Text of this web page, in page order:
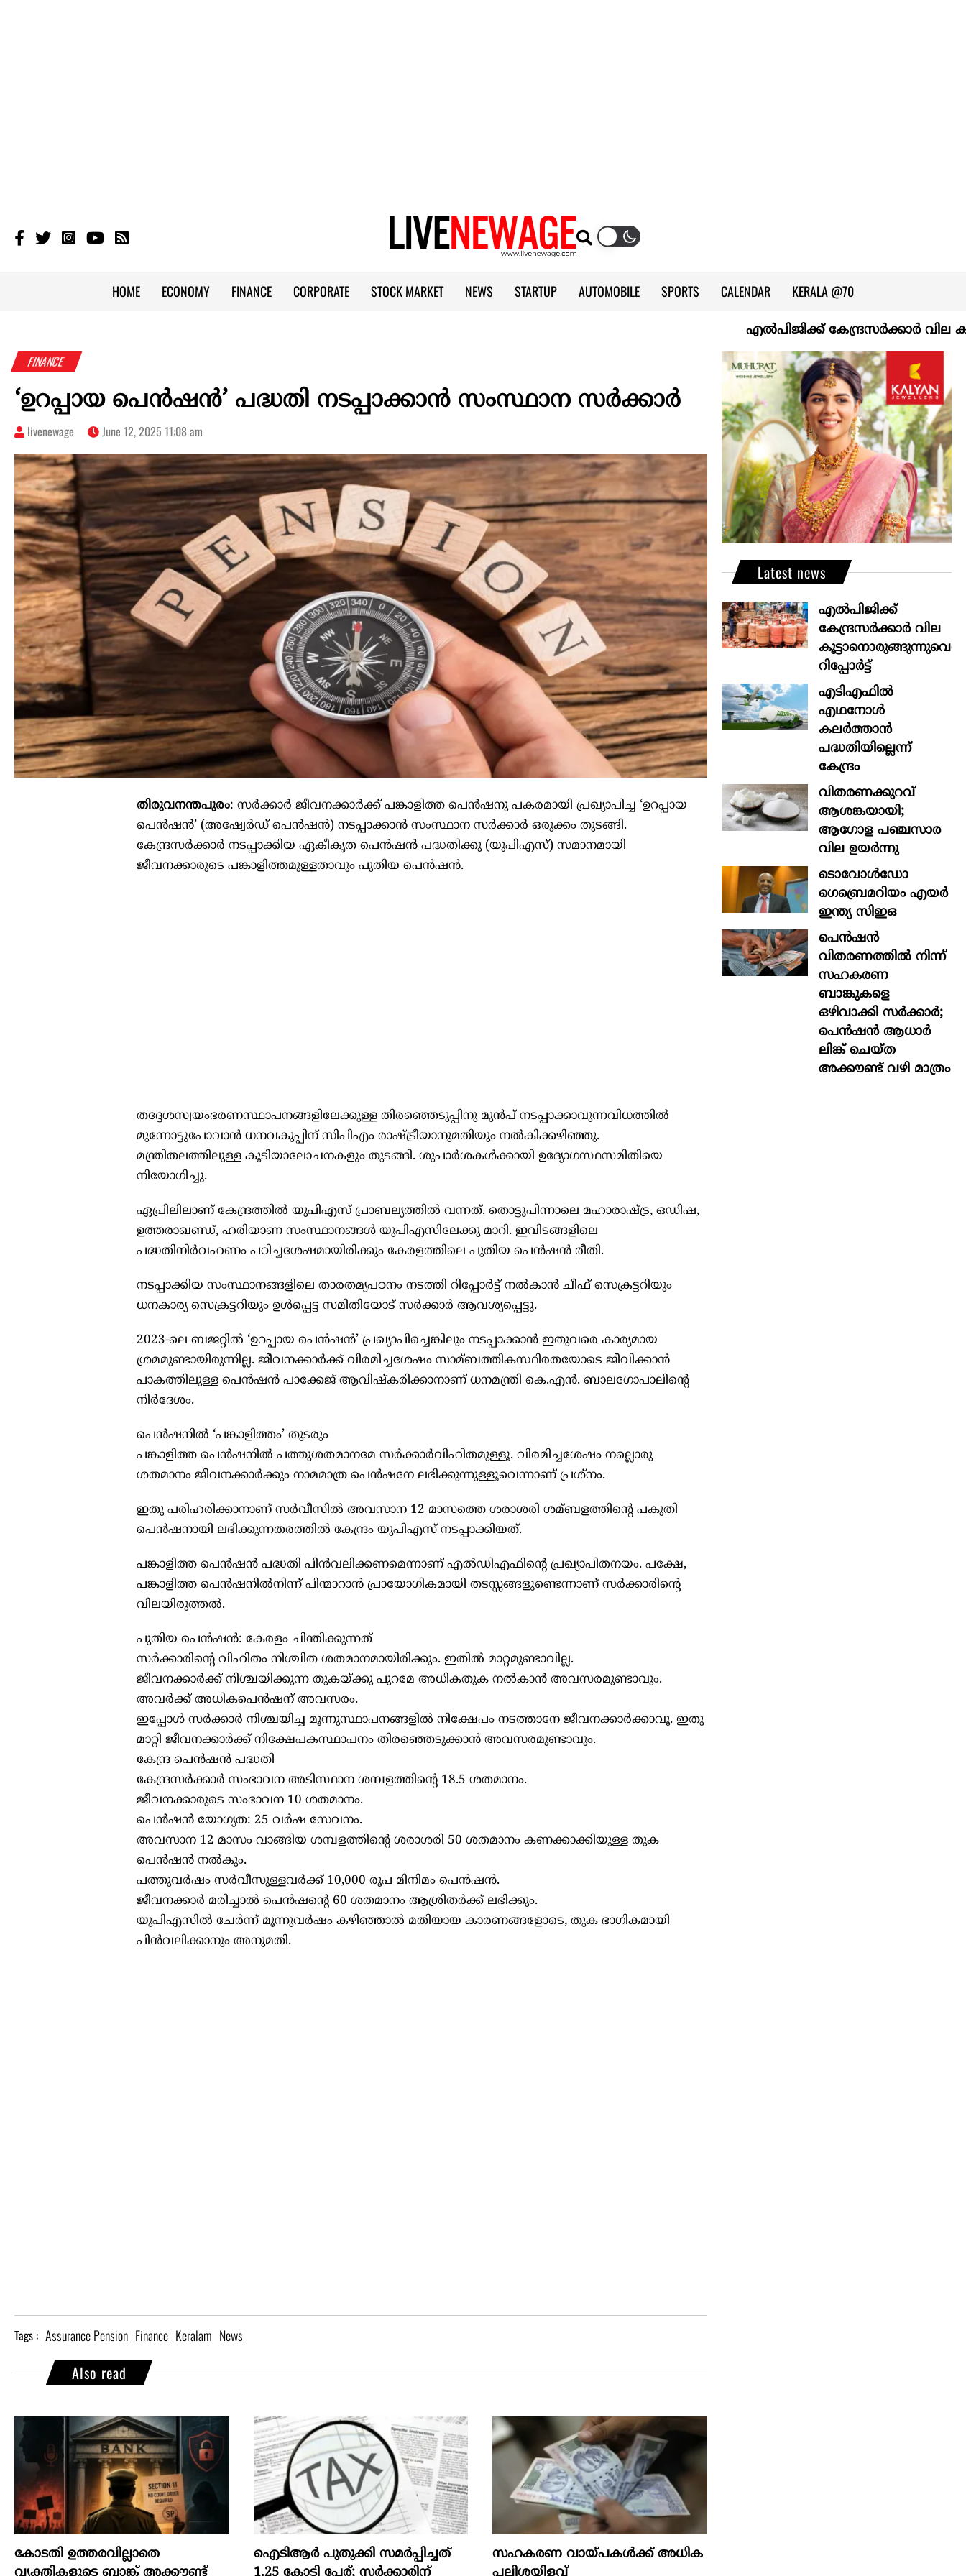
HOME ECONOMY FINANCE CORPORATE STOCK MARKET NEWS STARTUP AUTOMOBILE SPORTS CALENDAR KERALA @70
എല്‍പിജിക്ക് കേന്ദ്രസർക്കാർ വില
FINANCE
‘ഉറപ്പായ പെൻഷൻ’ പദ്ധതി നടപ്പാക്കാൻ സംസ്ഥാന സർക്കാർ
livenewage June 12, 2025 11:08 am
തിരുവനന്തപുരം: സർക്കാർ ജീവനക്കാർക്ക് പങ്കാളിത്ത പെൻഷനു പകരമായി പ്രഖ്യാപിച്ച ‘ഉറപ്പായ
പെൻഷൻ’ (അഷ്വേർഡ് പെൻഷൻ) നടപ്പാക്കാൻ സംസ്ഥാന സർക്കാർ ഒരുക്കം തുടങ്ങി.
കേന്ദ്രസർക്കാർ നടപ്പാക്കിയ ഏകീകൃത പെൻഷൻ പദ്ധതിക്കു (യുപിഎസ്) സമാനമായി
ജീവനക്കാരുടെ പങ്കാളിത്തമുള്ളതാവും പുതിയ പെൻഷൻ.
തദ്ദേശസ്വയംഭരണസ്ഥാപനങ്ങളിലേക്കുള്ള തിരഞ്ഞെടുപ്പിനു മുൻപ് നടപ്പാക്കാവുന്നവിധത്തില്‍
മുന്നോട്ടുപോവാൻ ധനവകുപ്പിന് സിപിഎം രാഷ്ട്രീയാനുമതിയും നല്‍കിക്കഴിഞ്ഞു.
മന്ത്രിതലത്തിലുള്ള കൂടിയാലോചനകളും തുടങ്ങി. ശുപാർശകള്‍ക്കായി ഉദ്യോഗസ്ഥസമിതിയെ
നിയോഗിച്ചു.
ഏപ്രിലിലാണ് കേന്ദ്രത്തില്‍ യുപിഎസ് പ്രാബല്യത്തില്‍ വന്നത്. തൊട്ടുപിന്നാലെ മഹാരാഷ്ട്ര, ഒഡിഷ,
ഉത്തരാഖണ്ഡ്, ഹരിയാണ സംസ്ഥാനങ്ങള്‍ യുപിഎസിലേക്കു മാറി. ഇവിടങ്ങളിലെ
പദ്ധതിനിർവഹണം പഠിച്ചശേഷമായിരിക്കും കേരളത്തിലെ പുതിയ പെൻഷൻ രീതി.
നടപ്പാക്കിയ സംസ്ഥാനങ്ങളിലെ താരതമ്യപഠനം നടത്തി റിപ്പോർട്ട് നല്‍കാൻ ചീഫ് സെക്രട്ടറിയും
ധനകാര്യ സെക്രട്ടറിയും ഉള്‍പ്പെട്ട സമിതിയോട് സർക്കാർ ആവശ്യപ്പെട്ടു.
2023-ലെ ബജറ്റില്‍ ‘ഉറപ്പായ പെൻഷൻ’ പ്രഖ്യാപിച്ചെങ്കിലും നടപ്പാക്കാൻ ഇതുവരെ കാര്യമായ
ശ്രമമുണ്ടായിരുന്നില്ല. ജീവനക്കാർക്ക് വിരമിച്ചശേഷം സാമ്ബത്തികസ്ഥിരതയോടെ ജീവിക്കാൻ
പാകത്തിലുള്ള പെൻഷൻ പാക്കേജ് ആവിഷ്കരിക്കാനാണ് ധനമന്ത്രി കെ.എൻ. ബാലഗോപാലിന്റെ
നിർദേശം.
പെൻഷനില്‍ ‘പങ്കാളിത്തം’ തുടരും
പങ്കാളിത്ത പെൻഷനില്‍ പത്തുശതമാനമേ സർക്കാർവിഹിതമുള്ളൂ. വിരമിച്ചശേഷം നല്ലൊരു
ശതമാനം ജീവനക്കാർക്കും നാമമാത്ര പെൻഷനേ ലഭിക്കുന്നുള്ളൂവെന്നാണ് പ്രശ്നം.
ഇതു പരിഹരിക്കാനാണ് സർവീസില്‍ അവസാന 12 മാസത്തെ ശരാശരി ശമ്ബളത്തിന്റെ പകുതി
പെൻഷനായി ലഭിക്കുന്നതരത്തില്‍ കേന്ദ്രം യുപിഎസ് നടപ്പാക്കിയത്.
പങ്കാളിത്ത പെൻഷൻ പദ്ധതി പിൻവലിക്കണമെന്നാണ് എല്‍ഡിഎഫിന്റെ പ്രഖ്യാപിതനയം. പക്ഷേ,
പങ്കാളിത്ത പെൻഷനില്‍നിന്ന് പിന്മാറാൻ പ്രായോഗികമായി തടസ്സങ്ങളുണ്ടെന്നാണ് സർക്കാരിന്റെ
വിലയിരുത്തല്‍.
പുതിയ പെൻഷൻ: കേരളം ചിന്തിക്കുന്നത്
സർക്കാരിന്റെ വിഹിതം നിശ്ചിത ശതമാനമായിരിക്കും. ഇതില്‍ മാറ്റമുണ്ടാവില്ല.
ജീവനക്കാർക്ക് നിശ്ചയിക്കുന്ന തുകയ്ക്കു പുറമേ അധികതുക നല്‍കാൻ അവസരമുണ്ടാവും.
അവർക്ക് അധികപെൻഷന് അവസരം.
ഇപ്പോള്‍ സർക്കാർ നിശ്ചയിച്ച മൂന്നുസ്ഥാപനങ്ങളില്‍ നിക്ഷേപം നടത്താനേ ജീവനക്കാർക്കാവൂ. ഇതു
മാറ്റി ജീവനക്കാർക്ക് നിക്ഷേപകസ്ഥാപനം തിരഞ്ഞെടുക്കാൻ അവസരമുണ്ടാവും.
കേന്ദ്ര പെൻഷൻ പദ്ധതി
കേന്ദ്രസർക്കാർ സംഭാവന അടിസ്ഥാന ശമ്പളത്തിന്റെ 18.5 ശതമാനം.
ജീവനക്കാരുടെ സംഭാവന 10 ശതമാനം.
പെൻഷൻ യോഗ്യത: 25 വർഷ സേവനം.
അവസാന 12 മാസം വാങ്ങിയ ശമ്പളത്തിന്റെ ശരാശരി 50 ശതമാനം കണക്കാക്കിയുള്ള തുക
പെൻഷൻ നല്‍കും.
പത്തുവർഷം സർവീസുള്ളവർക്ക് 10,000 രൂപ മിനിമം പെൻഷൻ.
ജീവനക്കാർ മരിച്ചാല്‍ പെൻഷന്റെ 60 ശതമാനം ആശ്രിതർക്ക് ലഭിക്കും.
യുപിഎസില്‍ ചേർന്ന് മൂന്നുവർഷം കഴിഞ്ഞാല്‍ മതിയായ കാരണങ്ങളോടെ, തുക ഭാഗികമായി
പിൻവലിക്കാനും അനുമതി.
Tags : Assurance Pension Finance Keralam News
Also read
കോടതി ഉത്തരവില്ലാതെ
വ്യക്തികളുടെ ബാങ്ക് അക്കൗണ്ട്
ഐടിആര്‍ പുതുക്കി സമർപ്പിച്ചത്
1.25 കോടി പേര്; സർക്കാരിന്
സഹകരണ വായ്പകള്‍ക്ക് അധിക
പലിശയിളവ്
Latest news
എല്‍പിജിക്ക്
കേന്ദ്രസർക്കാർ വില
കൂട്ടാനൊരുങ്ങുന്നുവെന്ന്
റിപ്പോർട്ട്
എടിഎഫില്‍
എഥനോള്‍
കലര്‍ത്താന്‍
പദ്ധതിയില്ലെന്ന്
കേന്ദ്രം
വിതരണക്കുറവ്
ആശങ്കയായി;
ആഗോള പഞ്ചസാര
വില ഉയര്‍ന്നു
ടൊവോൾഡോ
ഗെബ്രെമറിയം എയർ
ഇന്ത്യ സിഇഒ
പെൻഷൻ
വിതരണത്തിൽ നിന്ന്
സഹകരണ
ബാങ്കുകളെ
ഒഴിവാക്കി സർക്കാർ;
പെൻഷൻ ആധാർ‌
ലിങ്ക് ചെയ്ത
അക്കൗണ്ട് വഴി മാത്രം